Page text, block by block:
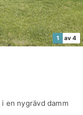
1 av 4
en nygrävd damm